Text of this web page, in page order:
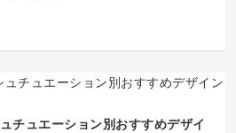
チュエーション別おすすめデザイ